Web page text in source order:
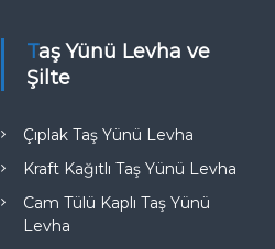
Taş Yünü Levha ve
Şilte
Çıplak Taş Yünü Levha
Kraft Kağıtlı Taş Yünü Levha
Cam Tülü Kaplı Taş Yünü
Levha